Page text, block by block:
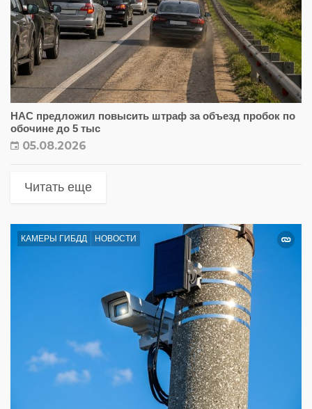
НАС предложил повысить штраф за объезд пробок по
обочине до 5 тыс
05.08.2026
Читать еще
КАМЕРЫ ГИБДД НОВОСТИ